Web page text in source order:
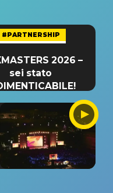
#PARTNERSHIP
2026 –
sei stato